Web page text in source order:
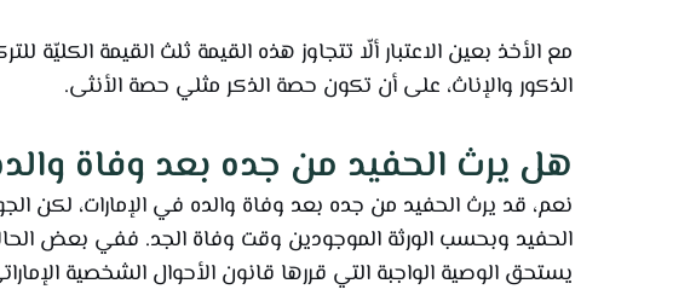
مع الأخذ بعين الاعتبار ألّا تتجاوز هذه القيمة ثلث القيمة
الذكور والإناث، على أن تكون حصة الذكر مثلي حصة الأنثى.
هل يرث الحفيد من جده بعد وفاة
نعم، قد يرث الحفيد من جده بعد وفاة والده في الإمارات،
الحفيد وبحسب الورثة الموجودين وقت وفاة الجد. ففي بعض
يستحق الوصية الواجبة التي قررها قانون الأحوال الشخصية